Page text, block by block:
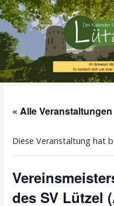
Zum
Inhalt
springen
Lützel
« Alle Veranstaltungen
Diese Veranstaltung hat
des SV Lützel